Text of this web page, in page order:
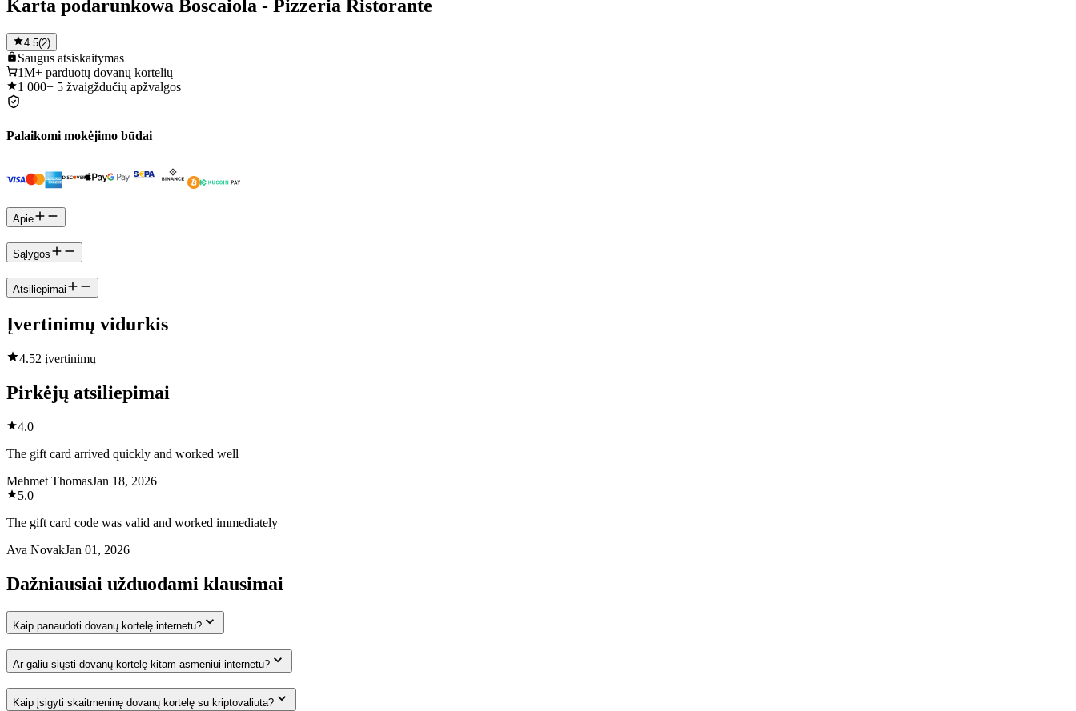
Karta podarunkowa Boscaiola - Pizzeria Ristorante
4.5(2)
Saugus atsiskaitymas
1M+ parduotų dovanų kortelių
1 000+ 5 žvaigždučių apžvalgos
Palaikomi mokėjimo būdai
Apie
Sąlygos
Atsiliepimai
Įvertinimų vidurkis
4.52 įvertinimų
Pirkėjų atsiliepimai
4.0
The gift card arrived quickly and worked well
Mehmet ThomasJan 18, 2026
5.0
The gift card code was valid and worked immediately
Ava NovakJan 01, 2026
Dažniausiai užduodami klausimai
Kaip panaudoti dovanų kortelę internetu?
Ar galiu siųsti dovanų kortelę kitam asmeniui internetu?
Kaip įsigyti skaitmeninę dovanų kortelę su kriptovaliuta?